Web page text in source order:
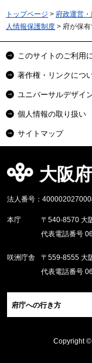
トップページ > 府政運営
人情報保護制度 > 府が保
このサイトのご利用
著作権・リンクにつ
ユニバーサルデザイ
個人情報の取り扱い
サイトマップ
大阪
法人番号：
本庁
〒540-8570 大
代表電話番号
咲洲庁舎
〒559-8555 大
代表電話番号
府庁への行き方
Copyright ©